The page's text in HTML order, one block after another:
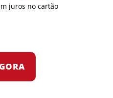
juros no cartão